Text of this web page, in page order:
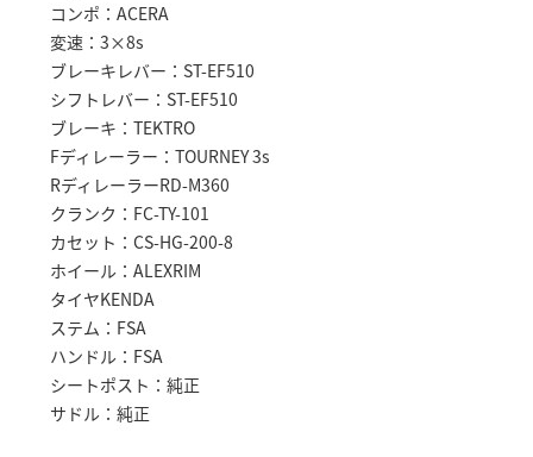
コンポ：ACERA
変速：3×8s
ブレーキレバー：ST-EF510
シフトレバー：ST-EF510
ブレーキ：TEKTRO
Fディレーラー：TOURNEY 3s
RディレーラーRD-M360
クランク：FC-TY-101
カセット：CS-HG-200-8
ホイール：ALEXRIM
タイヤKENDA
ステム：FSA
ハンドル：FSA
シートポスト：純正
サドル：純正